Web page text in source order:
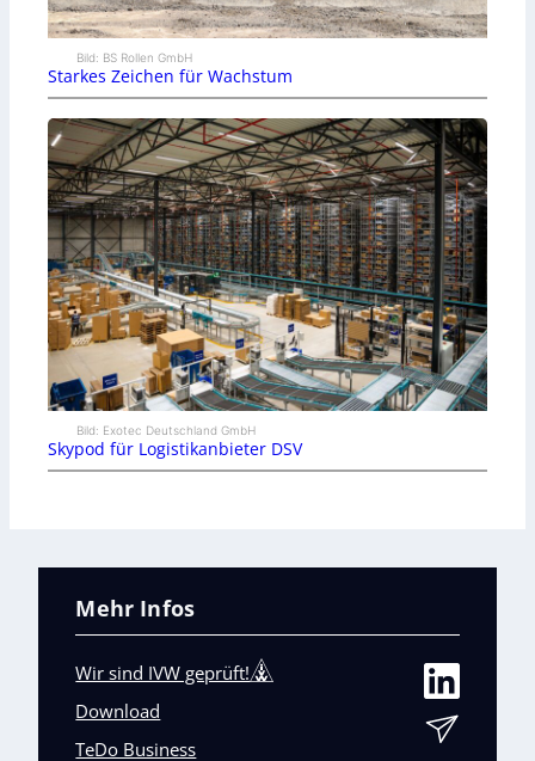
Bild: BS Rollen GmbH
Starkes Zeichen für Wachstum
Bild: Exotec Deutschland GmbH
Skypod für Logistikanbieter DSV
Mehr Infos
Wir sind IVW geprüft!
Download
TeDo Business